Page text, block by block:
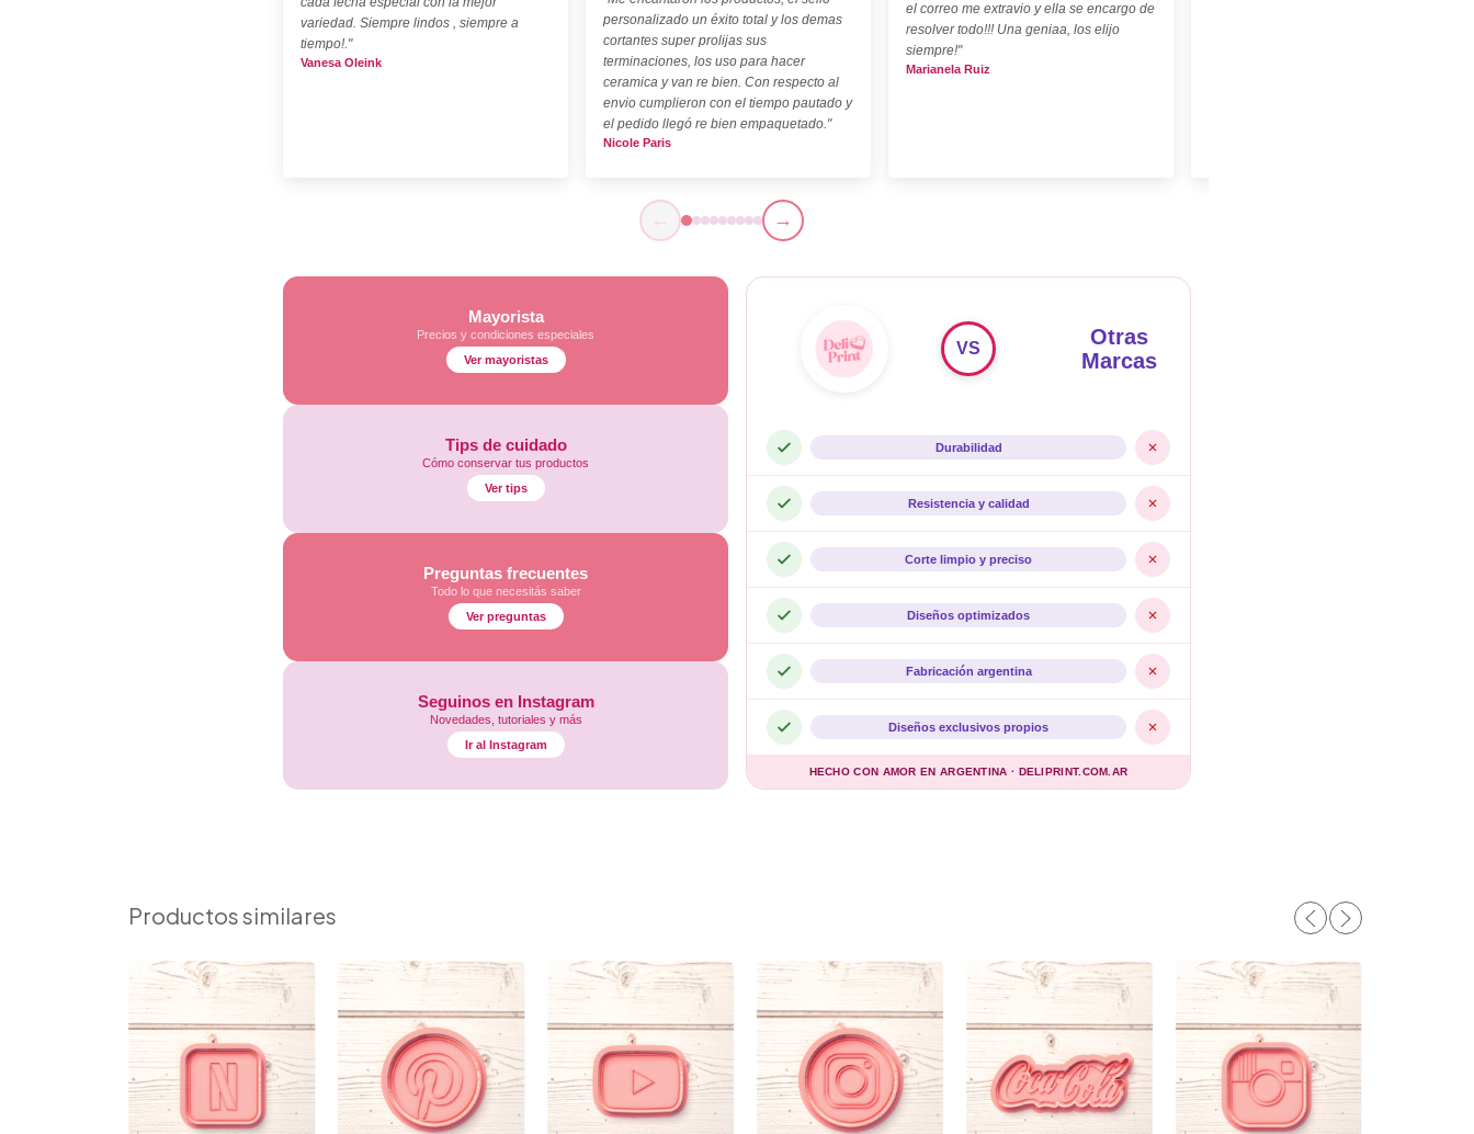
variedad. Siempre lindos , siempre a
tiempo!."
Vanesa Oleink
personalizado un éxito total y los demas
cortantes super prolijas sus
terminaciones, los uso para hacer
ceramica y van re bien. Con respecto al
envio cumplieron con el tiempo pautado y
el pedido llegó re bien empaquetado."
Nicole Paris
el correo me extravio y ella se encargo de
resolver todo!!! Una geniaa, los elijo
siempre!"
Marianela Ruiz
← →
Mayorista
Precios y condiciones especiales
Ver mayoristas
Tips de cuidado
Cómo conservar tus productos
Ver tips
Preguntas frecuentes
Todo lo que necesitás saber
Ver preguntas
Seguinos en Instagram
Novedades, tutoriales y más
Ir al Instagram
Otras
Marcas
VS
Durabilidad
Resistencia y calidad
Corte limpio y preciso
Diseños optimizados
Fabricación argentina
Diseños exclusivos propios
HECHO CON AMOR EN ARGENTINA · DELIPRINT.COM.AR
Productos similares